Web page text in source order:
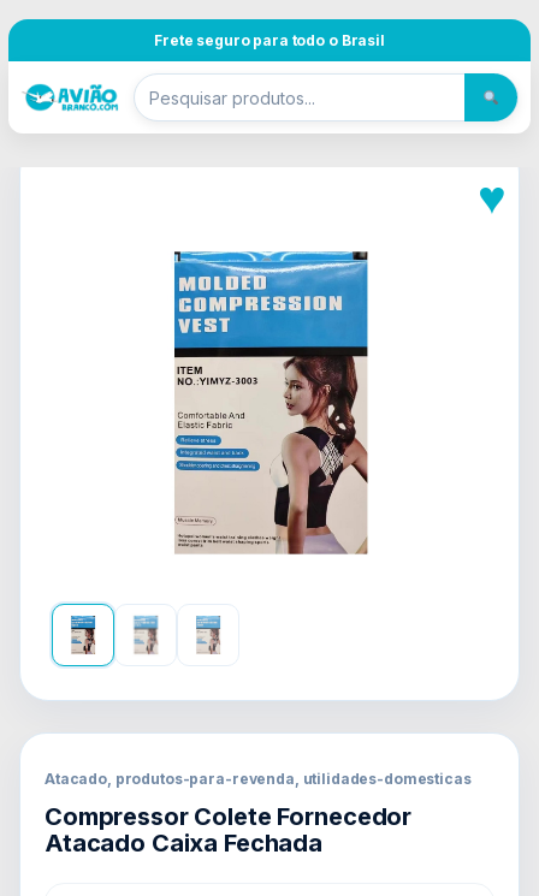
Frete seguro para todo o Brasil
♥
Atacado, produtos-para-revenda, utilidades-domesticas
Compressor Colete Fornecedor
Atacado Caixa Fechada